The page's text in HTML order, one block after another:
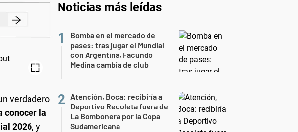
verdadero
conocer la
2026, y
Noticias más leídas
Bomba en el mercado de
pases: tras jugar el Mundial
con Argentina, Facundo
Medina cambia de club
Atención, Boca: recibiría a
Deportivo Recoleta fuera de
La Bombonera por la Copa
Sudamericana